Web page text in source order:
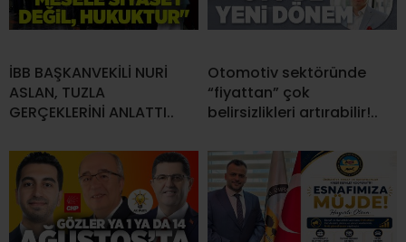
İBB BAŞKANVEKİLİ NURİ
ASLAN, TUZLA
GERÇEKLERİNİ ANLATTI..
Otomotiv sektöründe
“fiyattan” çok
belirsizlikleri artırabilir!..